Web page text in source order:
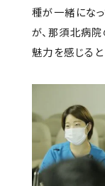
種が一緒にな
が、那須北病院
魅力を感じると